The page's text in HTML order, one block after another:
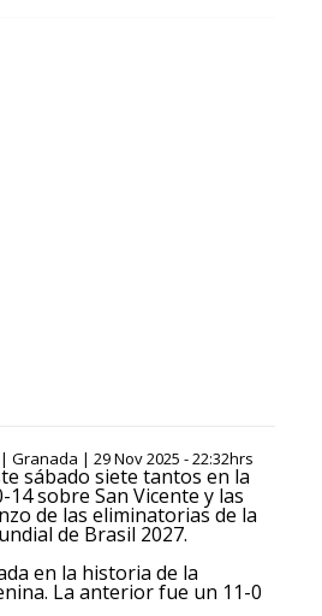
| 29 Nov 2025 - 22:32hrs
sábado siete tantos en la
sobre San Vicente y las
de las eliminatorias de la
de Brasil 2027.
en la historia de la
La anterior fue un 11-0